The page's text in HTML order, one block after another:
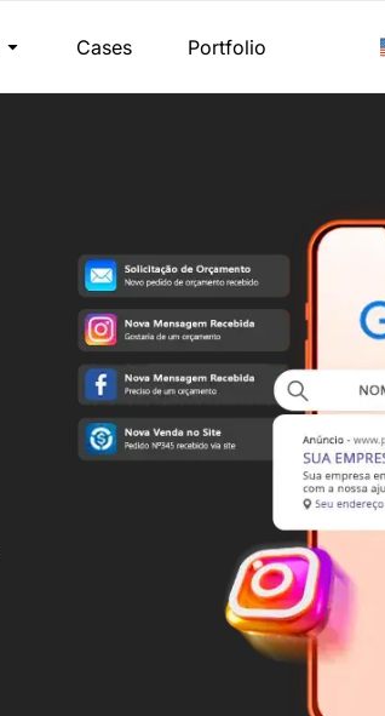
Cases Portfolio